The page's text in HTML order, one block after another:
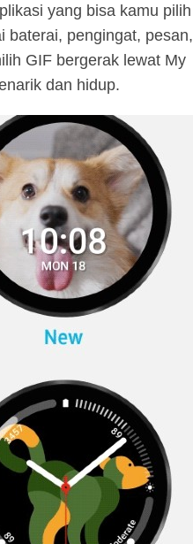
yang bisa kamu pilih
baterai, pengingat, pesan,
GIF bergerak lewat My
dan hidup.